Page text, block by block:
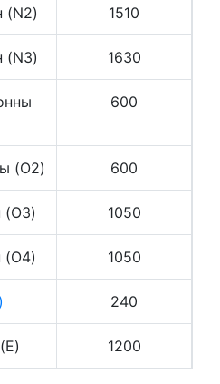
(N2) 1510
(N3) 1630
600
(O2) 600
1050
1050
240
1200